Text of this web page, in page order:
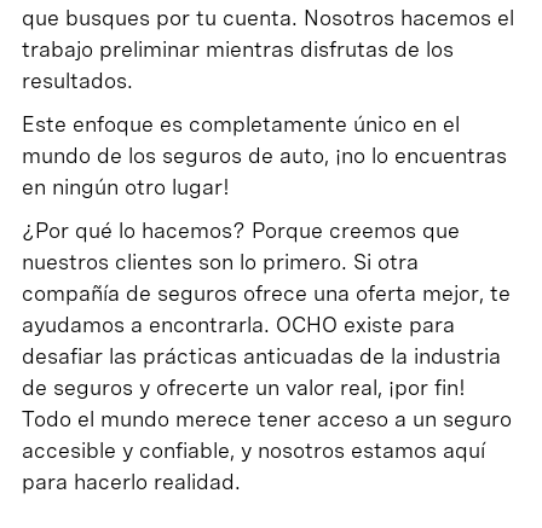
que busques por tu cuenta. Nosotros hacemos el
trabajo preliminar mientras disfrutas de los
resultados.
Este enfoque es completamente único en el
mundo de los seguros de auto, ¡no lo encuentras
en ningún otro lugar!
¿Por qué lo hacemos? Porque creemos que
nuestros clientes son lo primero. Si otra
compañía de seguros ofrece una oferta mejor, te
ayudamos a encontrarla. OCHO existe para
desafiar las prácticas anticuadas de la industria
de seguros y ofrecerte un valor real, ¡por fin!
Todo el mundo merece tener acceso a un seguro
accesible y confiable, y nosotros estamos aquí
para hacerlo realidad.